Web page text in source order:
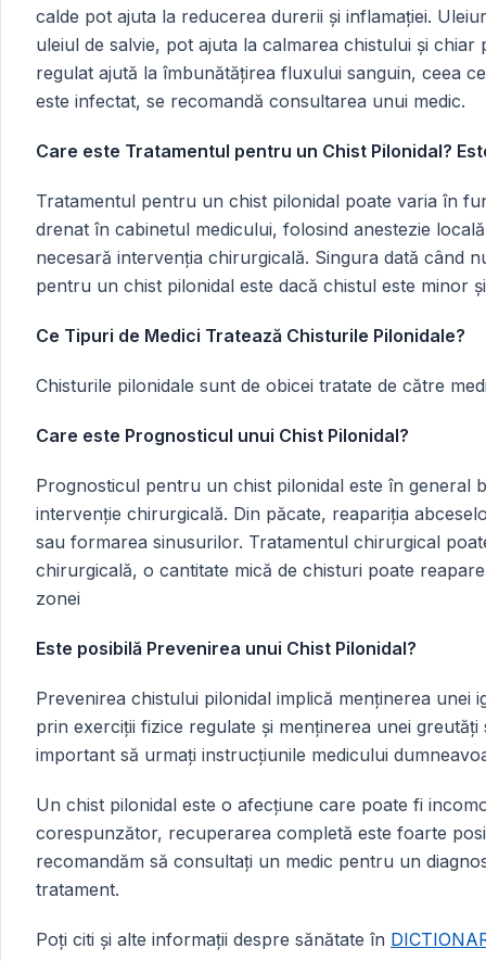
calde pot ajuta la reducerea durerii și inflamației.
uleiul de salvie, pot ajuta la calmarea chistului și
regulat ajută la îmbunătățirea fluxului sanguin, ceea
este infectat, se recomandă consultarea unui medic.
Care este Tratamentul pentru un Chist Pilonidal?
Tratamentul pentru un chist pilonidal poate varia în
drenat în cabinetul medicului, folosind anestezie
necesară intervenția chirurgicală. Singura dată când
pentru un chist pilonidal este dacă chistul este minor
Ce Tipuri de Medici Tratează Chisturile Pilonidale?
Chisturile pilonidale sunt de obicei tratate de către
Care este Prognosticul unui Chist Pilonidal?
Prognosticul pentru un chist pilonidal este în general
intervenție chirurgicală. Din păcate, reapariția
sau formarea sinusurilor. Tratamentul chirurgical
chirurgicală, o cantitate mică de chisturi poate
zonei
Este posibilă Prevenirea unui Chist Pilonidal?
Prevenirea chistului pilonidal implică menținerea unei
prin exerciții fizice regulate și menținerea unei
important să urmați instrucțiunile medicului
Un chist pilonidal este o afecțiune care poate fi
corespunzător, recuperarea completă este foarte
recomandăm să consultați un medic pentru un
tratament.
Poți citi și alte informații despre sănătate în